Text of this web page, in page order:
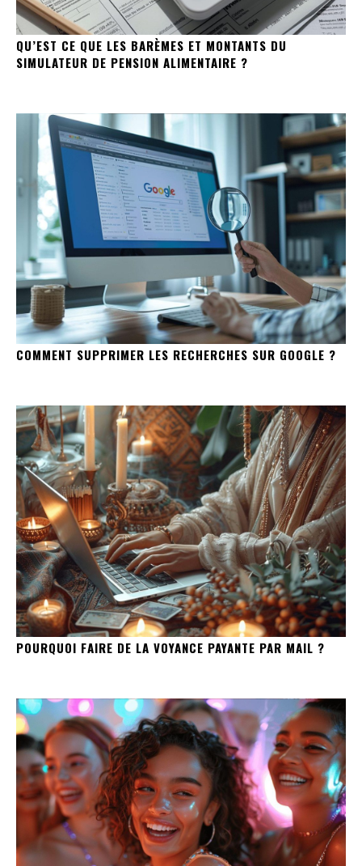
QU’EST CE QUE LES BARÈMES ET MONTANTS DU
SIMULATEUR DE PENSION ALIMENTAIRE ?
COMMENT SUPPRIMER LES RECHERCHES SUR GOOGLE ?
POURQUOI FAIRE DE LA VOYANCE PAYANTE PAR MAIL ?